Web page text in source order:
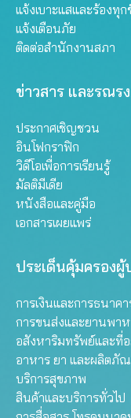
แจ้งเบาะแสและร้องทุก
แจ้งเตือนภัย
ติดต่อสำนักงานสภา
ข่าวสาร และรณร
ประกาศเชิญชวน
อินโฟกราฟิก
วิดีโอเพื่อการเรียนรู้
มัลติมีเดีย
หนังสือและคู่มือ
เอกสารเผยแพร่
ประเด็นคุ้มครองผู้
การเงินและการธนาคา
การขนส่งและยานพา
อสังหาริมทรัพย์และที่
อาหาร ยา และผลิตภั
บริการสุขภาพ
สินค้าและบริการทั่วไป